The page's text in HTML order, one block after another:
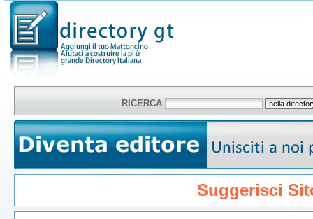
RICERCA
Suggerisci